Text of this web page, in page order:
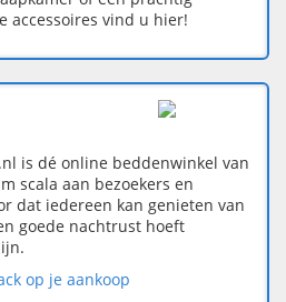
accessoires vind u hier!
is dé online beddenwinkel van
scala aan bezoekers en
dat iedereen kan genieten van
goede nachtrust hoeft
op je aankoop